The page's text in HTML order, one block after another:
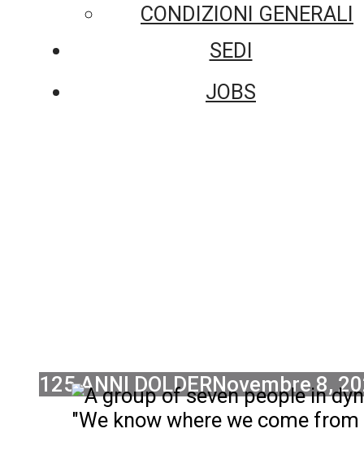
CONDIZIONI GENERALI
SEDI
JOBS
125 ANNI DOLDERNovembre 8,